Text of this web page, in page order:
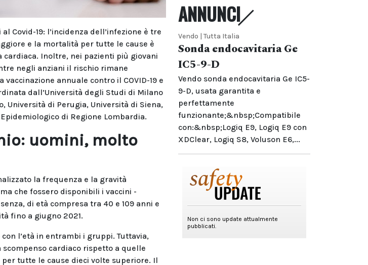
Covid-19: l’incidenza dell’infezione è tre
e la mortalità per tutte le cause è
Inoltre, nei pazienti più giovani
negli anziani il rischio rimane
annuale contro il COVID-19 e
dall’Università degli Studi di Milano
Università di Perugia, Università di Siena,
di Regione Lombardia.
uomini, molto
la frequenza e la gravità
che fossero disponibili i vaccini -
di età compresa tra 40 e 109 anni e
fino a giugno 2021.
l’età in entrambi i gruppi. Tuttavia,
scompenso cardiaco rispetto a quelle
tutte le cause dieci volte superiore. Il
ANNUNCI
Vendo | Tutta Italia
Sonda endocavitaria Ge
IC5-9-D
Vendo sonda endocavitaria Ge IC5-
9-D, usata garantita e
perfettamente
funzionante;&nbsp;Compatibile
con:&nbsp;Logiq E9, Logiq E9 con
XDClear, Logiq S8, Voluson E6,...